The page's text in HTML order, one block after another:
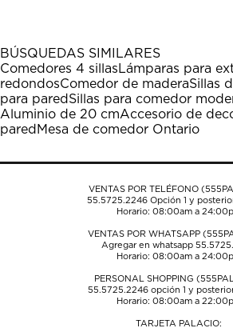
1
estrella
Esta
acción
abrirá
el
formulario
envío.
estrellas.
Esta
acción
abrirá
el
formulario
envío.
estrellas.
Esta
acción
abrirá
el
formulario
envío.
estrellas.
Esta
acción
abrirá
el
formulario
envío.
estrellas.
Esta
acción
abrirá
el
formulario
envío.
BÚSQUEDAS SIMILARES
Comedores 4 sillas Lámparas para
redondosComedor de maderaSillas
para pared Sillas para comedor
Aluminio de 20 cmAccesorio de
pared Mesa de comedor Ontario
VENTAS POR TELÉFONO
55.5725.2246Opción 1 y
Horario: 08:00am a
VENTAS POR WHATSAPP
Agregar en whatsapp
Horario: 08:00am a
PERSONAL SHOPPING
55.5725.2246opción 1 y
Horario: 08:00am a
TARJETA PALACIO: